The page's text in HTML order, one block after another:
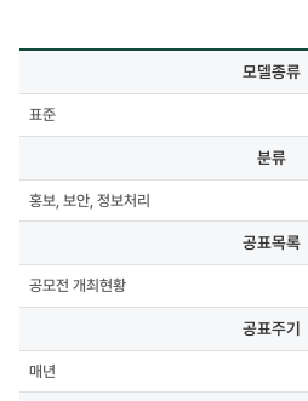
모델종류,
분류,
공표주기,
공표시기,
공표항목,
담당자,
연락처,
첨부파일
모델종류
표준
분류
홍보, 보안, 정보처리
공표목록
공모전 개최현황
공표주기
매년